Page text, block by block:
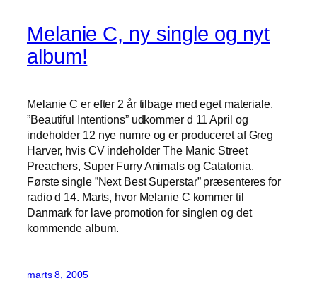
Melanie C, ny single og nyt
album!
Melanie C er efter 2 år tilbage med eget materiale.
”Beautiful Intentions” udkommer d 11 April og
indeholder 12 nye numre og er produceret af Greg
Harver, hvis CV indeholder The Manic Street
Preachers, Super Furry Animals og Catatonia.
Første single ”Next Best Superstar” præsenteres for
radio d 14. Marts, hvor Melanie C kommer til
Danmark for lave promotion for singlen og det
kommende album.
marts 8, 2005